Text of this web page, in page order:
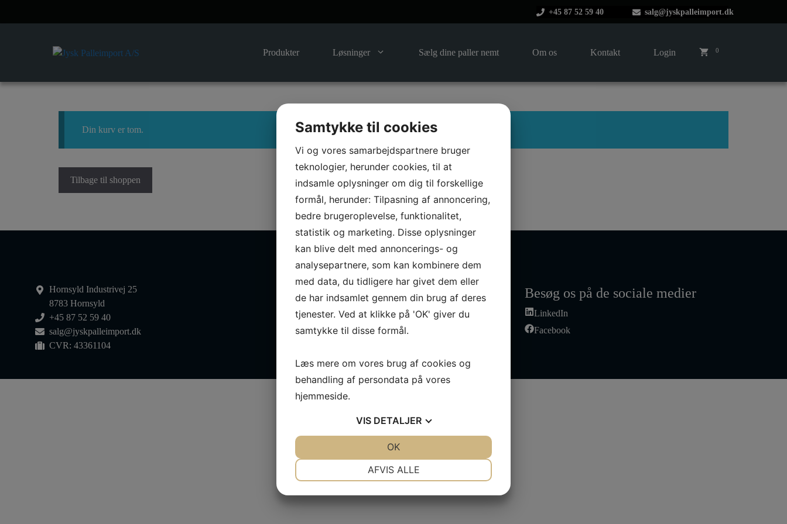
+45 87 52 59 40 salg@jyskpalleimport.dk
Produkter Løsninger Sælg dine paller nemt Om os Kontakt Login 0
Din kurv er tom.
Tilbage til shoppen
Hornsyld Industrivej 25
8783 Hornsyld
+45 87 52 59 40
salg@jyskpalleimport.dk
CVR: 43361104
Persondatapolitik
Handelsvilkår
Træemballage info
EUR-Paller
Besøg os på de sociale medier
LinkedIn
Facebook
Samtykke til cookies
Vi og vores samarbejdspartnere bruger
teknologier, herunder cookies, til at
indsamle oplysninger om dig til forskellige
formål, herunder: Tilpasning af annoncering,
bedre brugeroplevelse, funktionalitet,
statistik og marketing. Disse oplysninger
kan blive delt med annoncerings- og
analysepartnere, som kan kombinere dem
med data, du tidligere har givet dem eller
de har indsamlet gennem din brug af deres
tjenester. Ved at klikke på 'OK' giver du
samtykke til disse formål.
Læs mere om vores brug af cookies og
behandling af persondata på vores
hjemmeside.
VIS DETALJER
AFVIS ALLE
OK